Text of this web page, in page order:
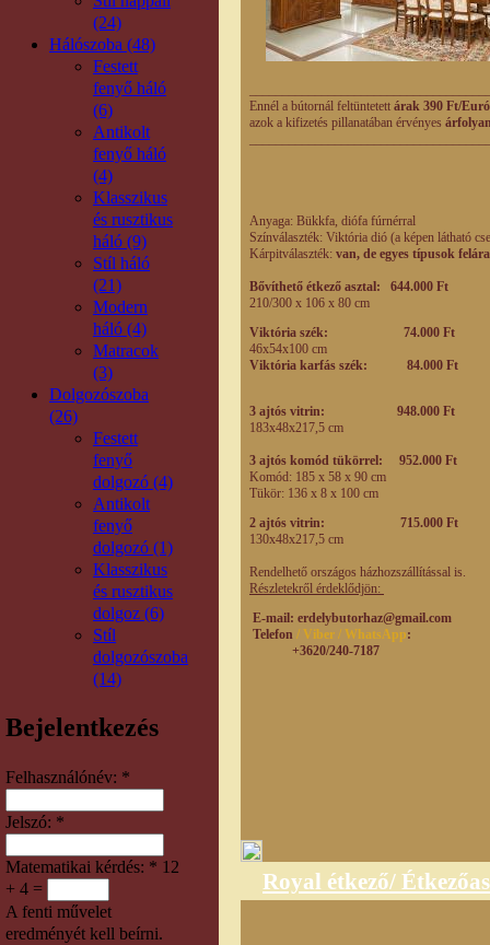
(24)
Hálószoba (48)
Festett
fenyő háló
(6)
Antikolt
fenyő háló
(4)
Klasszikus
és rusztikus
háló (9)
Stíl háló
(21)
Modern
háló (4)
Matracok
(3)
Dolgozószoba
(26)
Festett
fenyő
dolgozó (4)
Antikolt
fenyő
dolgozó (1)
Klasszikus
és rusztikus
dolgoz (6)
Stíl
dolgozószoba
(14)
Bejelentkezés
Felhasználónév: *
Jelszó: *
Matematikai kérdés: * 12
+ 4 =
A fenti művelet
eredményét kell beírni.
Ennél a bútornál feltüntetett árak 390 Ft/
azok a kifizetés pillanatában érvényes
Anyaga: Bükkfa, diófa fúrnérral
Színválaszték: Viktória dió (a képen látható
Kárpitválaszték: van, de egyes típusok
Bővíthető étkező asztal:
644.000 Ft
210/300 x 106 x 80 cm
Viktória szék:
74.000 Ft
46x54x100 cm
Viktória karfás szék: 84.000 Ft
3 ajtós vitrin: 948.000 Ft
183x48x217,5 cm
3 ajtós komód tükörrel: 952.000 Ft
Komód: 185 x 58 x 90 cm
Tükör: 136 x 8 x 100 cm
2 ajtós vitrin: 715.000 Ft
130x48x217,5 cm
Rendelhető országos házhozszállítással is.
Részletekről érdeklődjön:
E-mail: erdelybutorhaz@gmail.com
Telefon / Viber / WhatsApp:
+3620/240-7187
Royal étkező/